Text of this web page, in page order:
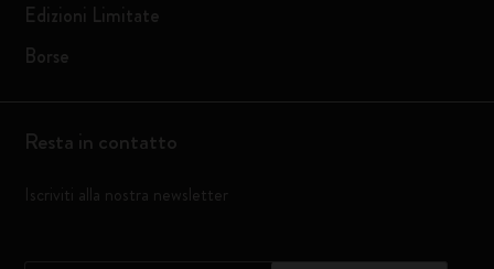
Edizioni Limitate
Borse
Resta in contatto
Iscriviti alla nostra newsletter